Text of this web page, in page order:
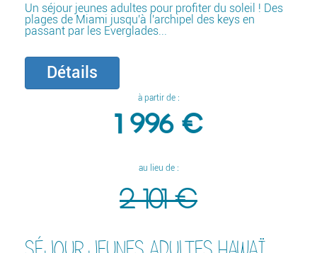
Un séjour jeunes adultes pour profiter du soleil ! Des
plages de Miami jusqu'à l'archipel des keys en
passant par les Everglades...
Détails
à partir de :
1 996 €
au lieu de :
2 101 €